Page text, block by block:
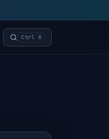
Ctrl K